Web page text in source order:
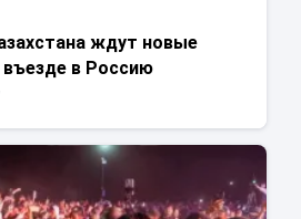
ждут новые
въезде в Россию